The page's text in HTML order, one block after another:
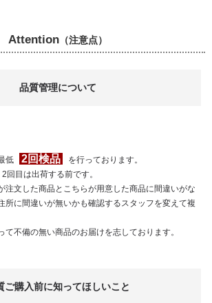
Attention （注意点）
品質管理について
低 2回検品
を行っております。
回目は出荷する前です。
注文した商品とこちらが用意した商品に間違いがな
所に間違いが無いかも確認するスタッフを変えて複
て不備の無い商品のお届けを志しております。
ご購入前に知ってほしいこと